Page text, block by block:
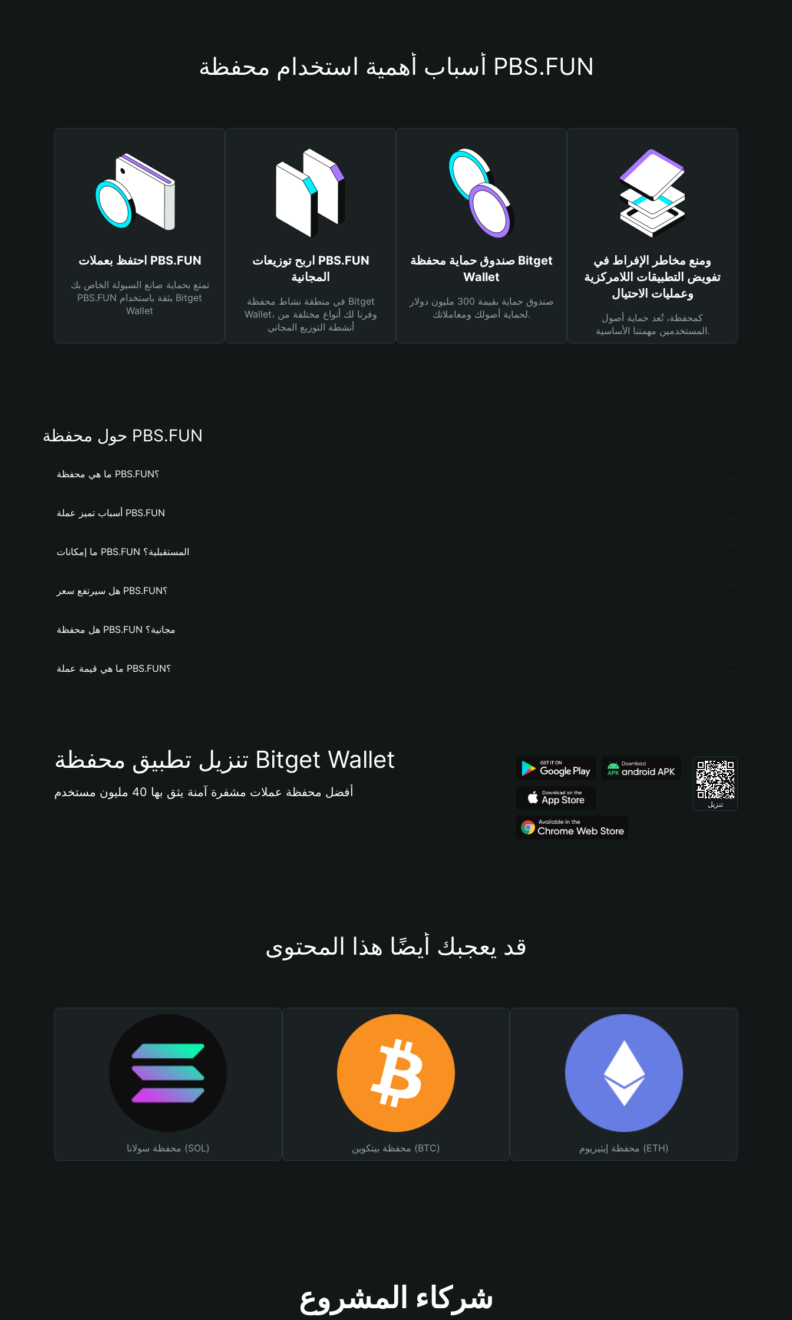
أسباب أهمية استخدام محفظة PBS.FUN
احتفظ بعملات PBS.FUN
تمتع بحماية صانع السيولة الخاص بك
PBS.FUN بثقة باستخدام Bitget
Wallet
اربح توزيعات PBS.FUN
المجانية
في منطقة نشاط محفظة Bitget
Wallet، وفرنا لك أنواع مختلفة من
أنشطة التوزيع المجاني
صندوق حماية محفظة Bitget
Wallet
صندوق حماية بقيمة 300 مليون دولار
لحماية أصولك ومعاملاتك.
ومنع مخاطر الإفراط في
تفويض التطبيقات اللامركزية
وعمليات الاحتيال
كمحفظة، تُعد حماية أصول
المستخدمين مهمتنا الأساسية.
حول محفظة PBS.FUN
ما هي محفظة PBS.FUN؟
أسباب تميز عملة PBS.FUN
ما إمكانات PBS.FUN المستقبلية؟
هل سيرتفع سعر PBS.FUN؟
هل محفظة PBS.FUN مجانية؟
ما هي قيمة عملة PBS.FUN؟
تنزيل تطبيق محفظة Bitget Wallet
أفضل محفظة عملات مشفرة آمنة يثق بها 40 مليون مستخدم
تنزيل
قد يعجبك أيضًا هذا المحتوى
محفظة سولانا (SOL) محفظة بيتكوين (BTC) محفظة إيثيريوم (ETH)
شركاء المشروع